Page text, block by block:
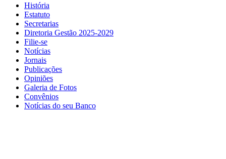
História
Estatuto
Secretarias
Diretoria Gestão 2025-2029
Filie-se
Notícias
Jornais
Publicações
Opiniões
Galeria de Fotos
Convênios
Notícias do seu Banco